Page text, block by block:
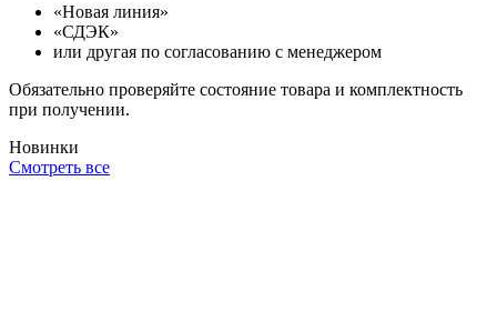
«Новая линия»
«СДЭК»
или другая по согласованию с менеджером
Обязательно проверяйте состояние товара и комплектность
при получении.
Новинки
Смотреть все